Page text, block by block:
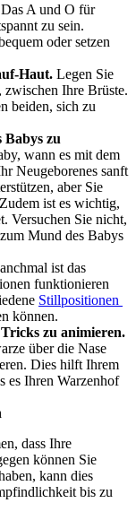
Das A und O für
zu sein.
oder setzen
Haut. Legen Sie
Ihre Brüste.
beiden, sich zu
Babys zu
wann es mit dem
Neugeborenes sanft
aber Sie
ist es wichtig,
Versuchen Sie nicht,
Mund des Babys
ist das
funktionieren
können.
zu animieren.
über die Nase
Dies hilft Ihrem
es Ihren Warzenhof
dass Ihre
können Sie
kann dies
bis zu